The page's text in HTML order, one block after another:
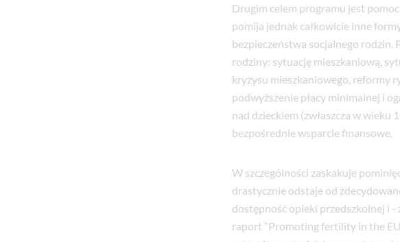
Drugim celem programu jest
pomija jednak całkowicie inne
bezpieczeństwa socjalnego rodzin.
rodziny: sytuację mieszkaniową,
kryzysu mieszkaniowego, reformy
podwyższenie płacy minimalnej i
nad dzieckiem (zwłaszcza w wieku
bezpośrednie wsparcie finansowe.
W szczególności zaskakuje
drastycznie odstaje od
dostępność opieki przedszkolnej i -
raport “Promoting fertility in the